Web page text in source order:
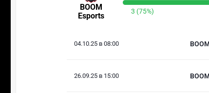
BOOM
Esports
3 (75%)
04.10.25 в 08:00
26.09.25 в 15:00